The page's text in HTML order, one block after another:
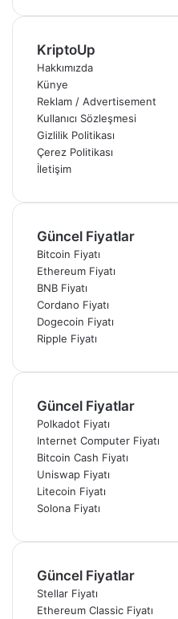
KriptoUp
Hakkımızda
Künye
Reklam / Advertisement
Kullanıcı Sözleşmesi
Gizlilik Politikası
Çerez Politikası
İletişim
Güncel Fiyatlar
Bitcoin Fiyatı
Ethereum Fiyatı
BNB Fiyatı
Cordano Fiyatı
Dogecoin Fiyatı
Ripple Fiyatı
Güncel Fiyatlar
Polkadot Fiyatı
Internet Computer Fiyatı
Bitcoin Cash Fiyatı
Uniswap Fiyatı
Litecoin Fiyatı
Solona Fiyatı
Güncel Fiyatlar
Stellar Fiyatı
Ethereum Classic Fiyatı